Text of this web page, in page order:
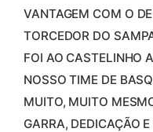
VANTAGEM COM O
TORCEDOR DO
FOI AO CASTELINHO
NOSSO TIME DE
MUITO, MUITO
GARRA, DEDICAÇÃO